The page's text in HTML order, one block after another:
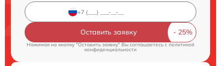
Оставить заявку
Нажимая на кнопку "Оставить заявку" Вы соглашаетесь c политикой
конфиденциальности